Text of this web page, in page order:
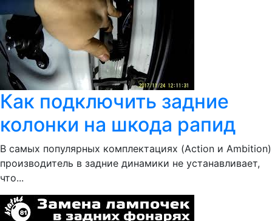
Как подключить задние
колонки на шкода рапид
В самых популярных комплектациях (Action и Ambition)
производитель в задние динамики не устанавливает,
что...